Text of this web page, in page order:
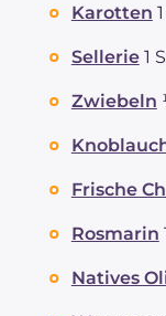
Karotten 1
Sellerie 1
Zwiebeln
Frische
Rosmarin
Natives